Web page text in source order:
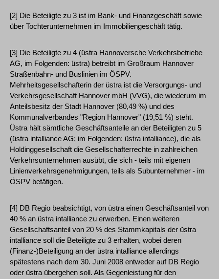
[2] Die Beteiligte zu 3 ist im Bank- und Finanzgeschäft sowie
über Tochterunternehmen im Immobiliengeschäft tätig.
[3] Die Beteiligte zu 4 (üstra Hannoversche Verkehrsbetriebe
AG, im Folgenden: üstra) betreibt im Großraum Hannover
Straßenbahn- und Buslinien im ÖSPV.
Mehrheitsgesellschafterin der üstra ist die Versorgungs- und
Verkehrsgesellschaft Hannover mbH (VVG), die wiederum im
Anteilsbesitz der Stadt Hannover (80,49 %) und des
Kommunalverbandes "Region Hannover" (19,51 %) steht.
Üstra hält sämtliche Geschäftsanteile an der Beteiligten zu 5
(üstra intalliance AG; im Folgenden: üstra intalliance), die als
Holdinggesellschaft die Gesellschafterrechte in zahlreichen
Verkehrsunternehmen ausübt, die sich - teils mit eigenen
Linienverkehrsgenehmigungen, teils als Subunternehmer - im
ÖSPV betätigen.
[4] DB Regio beabsichtigt, von üstra einen Geschäftsanteil von
40 % an üstra intalliance zu erwerben. Einen weiteren
Gesellschaftsanteil von 20 % des Stammkapitals der üstra
intalliance soll die Beteiligte zu 3 erhalten, wobei deren
(Finanz-)Beteiligung an der üstra intalliance allerdings
spätestens nach dem 30. Juni 2008 entweder auf DB Regio
oder üstra übergehen soll. Als Gegenleistung für den